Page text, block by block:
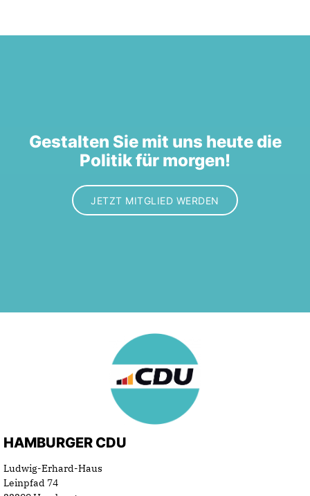
Gestalten Sie mit uns heute die
Politik für morgen!
JETZT MITGLIED WERDEN
HAMBURGER CDU
Ludwig-Erhard-Haus
Leinpfad 74